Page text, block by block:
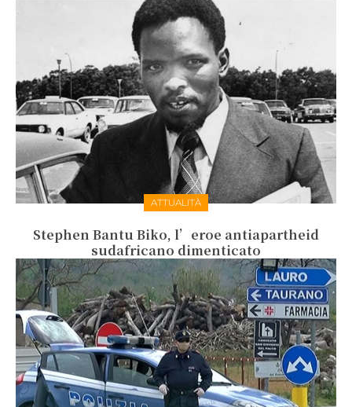
ATTUALITÀ
Stephen Bantu Biko, l’eroe antiapartheid
sudafricano dimenticato